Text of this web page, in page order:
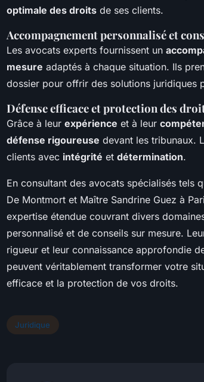
optimale des droits de ses clients.
Accompagnement personnalisé et
Les avocats experts fournissent un
mesure adaptés à chaque situation. Ils
dossier pour offrir des solutions juridiques
Défense efficace et protection des
Grâce à leur expérience et à leur
défense rigoureuse devant les tribunaux.
clients avec intégrité et détermination.
En consultant des avocats spécialisés tels
De Montmort et Maître Sandrine Guez à
expertise étendue couvrant divers
personnalisé et de conseils sur mesure.
rigueur et leur connaissance approfondie
peuvent véritablement transformer votre
efficace et la protection de vos droits.
Juridique